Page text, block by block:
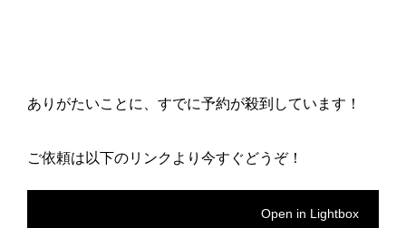
ありがたいことに、すでに予約が殺到しています！
ご依頼は以下のリンクより今すぐどうぞ！
Open in Lightbox